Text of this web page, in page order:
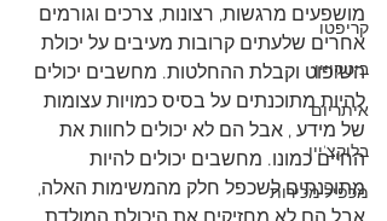
קריפטו
ביטקויין
איתריום
בלוקצ'יין
מכפיל מכירות
מושפעים מרגשות, רצונות, צרכים וגורמים
אחרים שלעתים קרובות מעיבים על יכולת
השיפוט וקבלת ההחלטות. מחשבים יכולים
להיות מתוכנתים על בסיס כמויות עצומות
של מידע , אבל הם לא יכולים לחוות את
החיים כמונו. מחשבים יכולים להיות
מתוכנתים לשכפל חלק מהמשימות האלה,